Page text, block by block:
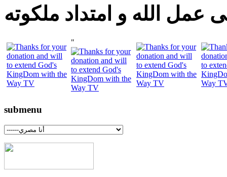
عمل الله و امتداد ملكوته
"
submenu